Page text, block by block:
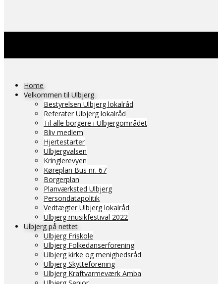
Home
Velkommen til Ulbjerg
Bestyrelsen Ulbjerg lokalråd
Referater Ulbjerg lokalråd
Til alle borgere i Ulbjergområdet
Bliv medlem
Hjertestarter
Ulbjergvalsen
Kringlerevyen
Køreplan Bus nr. 67
Borgerplan
Planværksted Ulbjerg
Persondatapolitik
Vedtægter Ulbjerg lokalråd
Ulbjerg musikfestival 2022
Ulbjerg på nettet
Ulbjerg Friskole
Ulbjerg Folkedanserforening
Ulbjerg kirke og menighedsråd
Ulbjerg Skytteforening
Ulbjerg Kraftvarmeværk Amba